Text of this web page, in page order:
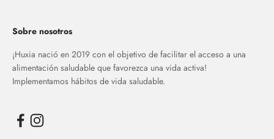
Sobre nosotros
¡Huxia nació en 2019 con el objetivo de facilitar el acceso a una
alimentación saludable que favorezca una vida activa!
Implementamos hábitos de vida saludable.